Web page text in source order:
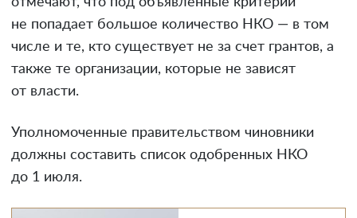
не попадает большое количество НКО — в том
числе и те, кто существует не за счет грантов, а
также те организации, которые не зависят
от власти.
Уполномоченные правительством чиновники
должны составить список одобренных НКО
до 1 июля.